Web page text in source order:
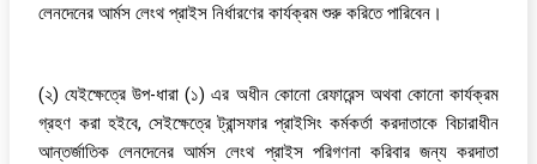
লেনদেনের আর্মস লেংথ প্রাইস নির্ধারণের কার্যক্রম শুরু করিতে পারিবেন।
(২) যেইক্ষেত্রে উপ-ধারা (১) এর অধীন কোনো রেফারেন্স অথবা কোনো কার্যক্রম
গ্রহণ করা হইবে, সেইক্ষেত্রে ট্রান্সফার প্রাইসিং কর্মকর্তা করদাতাকে বিচারাধীন
আন্তর্জাতিক লেনদেনের আর্মস লেংথ প্রাইস পরিগণনা করিবার জন্য করদাতা